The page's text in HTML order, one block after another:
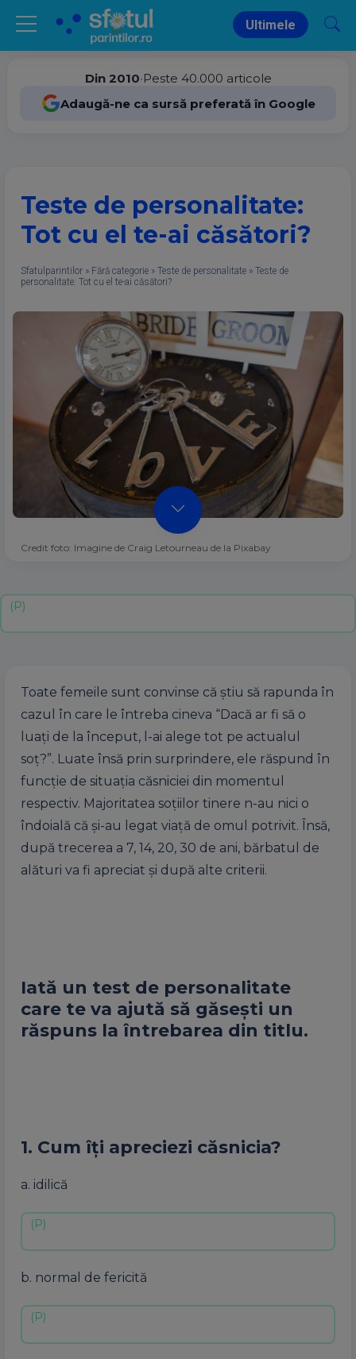
Ultimele
Din 2010•Peste 40.000 articole
Adaugă-ne ca sursă preferată în Google
Teste de personalitate:
Tot cu el te-ai căsători?
Sfatulparintilor » Fără categorie » Teste de personalitate » Teste de
personalitate: Tot cu el te-ai căsători?
Credit foto: Imagine de Craig Letourneau de la Pixabay
Toate femeile sunt convinse că știu să rapunda în
cazul în care le întreba cineva “Dacă ar fi să o
luați de la început, l-ai alege tot pe actualul
soț?”. Luate însă prin surprindere, ele răspund în
funcție de situația căsniciei din momentul
respectiv. Majoritatea soțiilor tinere n-au nici o
îndoială că și-au legat viață de omul potrivit. Însă,
după trecerea a 7, 14, 20, 30 de ani, bărbatul de
alături va fi apreciat și după alte criterii.
Iată un test de personalitate
care te va ajută să găsești un
răspuns la întrebarea din titlu.
1. Cum îți apreciezi căsnicia?
a. idilică
b. normal de fericită